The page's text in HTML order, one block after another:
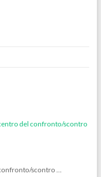
del confronto/scontro
scontro …